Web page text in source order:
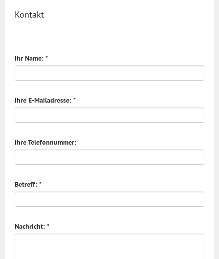
Kontakt
Ihr Name: *
Ihre E-Mailadresse: *
Ihre Telefonnummer:
Betreff: *
Nachricht: *